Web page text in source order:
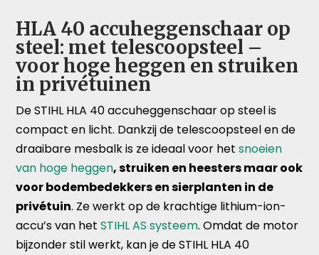
HLA 40 accuheggenschaar op
steel: met telescoopsteel –
voor hoge heggen en struiken
in privétuinen
De STIHL HLA 40 accuheggenschaar op steel is
compact en licht. Dankzij de telescoopsteel en de
draaibare mesbalk is ze ideaal voor hetsnoeien
van hoge heggen, struiken en heesters maar ook
voor bodembedekkers en sierplanten in de
privétuin. Ze werkt op de krachtige lithium-ion-
accu’s van hetSTIHL AS systeem. Omdat de motor
bijzonder stil werkt, kan je de STIHL HLA 40